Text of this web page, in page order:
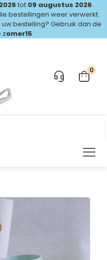
tot 09 augustus 2026.
bestellingen weer verwerkt.
uw bestelling? Gebruik dan de
zomer15
0